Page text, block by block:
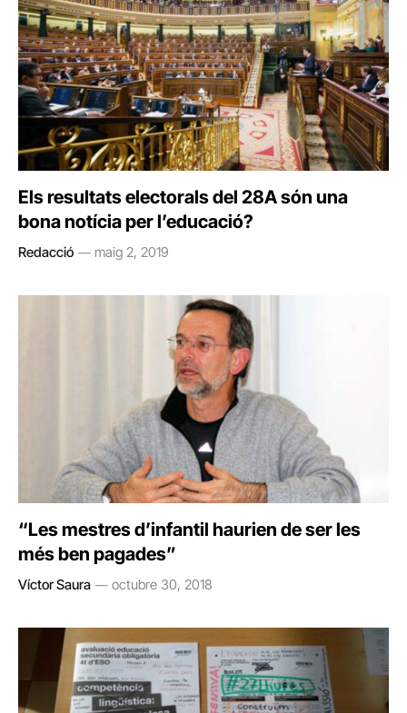
Els resultats electorals del 28A són una
bona notícia per l’educació?
Redacció maig 2, 2019
“Les mestres d’infantil haurien de ser les
més ben pagades”
Víctor Saura octubre 30, 2018